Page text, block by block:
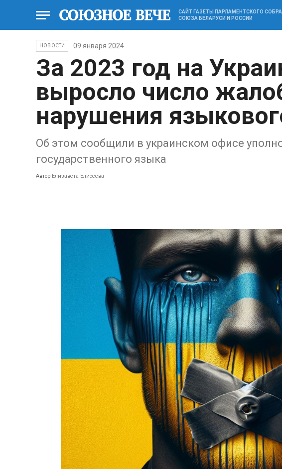
САЙТ ГАЗЕТЫ ПАРЛАМЕНТСКОГО
СОЮЗА БЕЛАРУСИ И РОССИИ
НОВОСТИ 09 января 2024
За 2023 год на
выросло число
нарушения
Об этом сообщили в украинском офисе
государственного языка
Автор Елизавета Елисеева